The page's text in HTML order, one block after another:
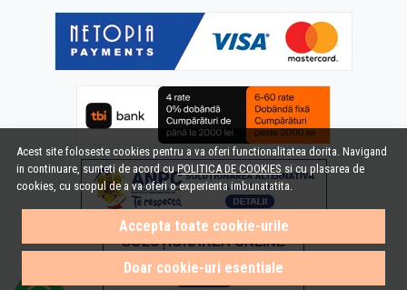
Acest site foloseste cookies pentru a va oferi functionalitatea dorita. Navigand
in continuare, sunteti de acord cuPOLITICA DE COOKIES si cu plasarea de
cookies, cu scopul de a va oferi o experienta imbunatatita.
Accepta toate cookie-urile
Doar cookie-uri esentiale